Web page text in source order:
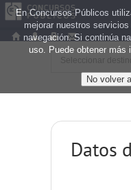
Datos
En Concursos Públicos
mejorar nuestros
navegación. Si continúa
uso. Puede obtener más